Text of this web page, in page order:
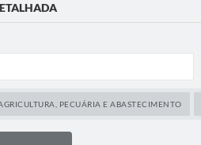
PECUÁRIA E ABASTECIMENTO